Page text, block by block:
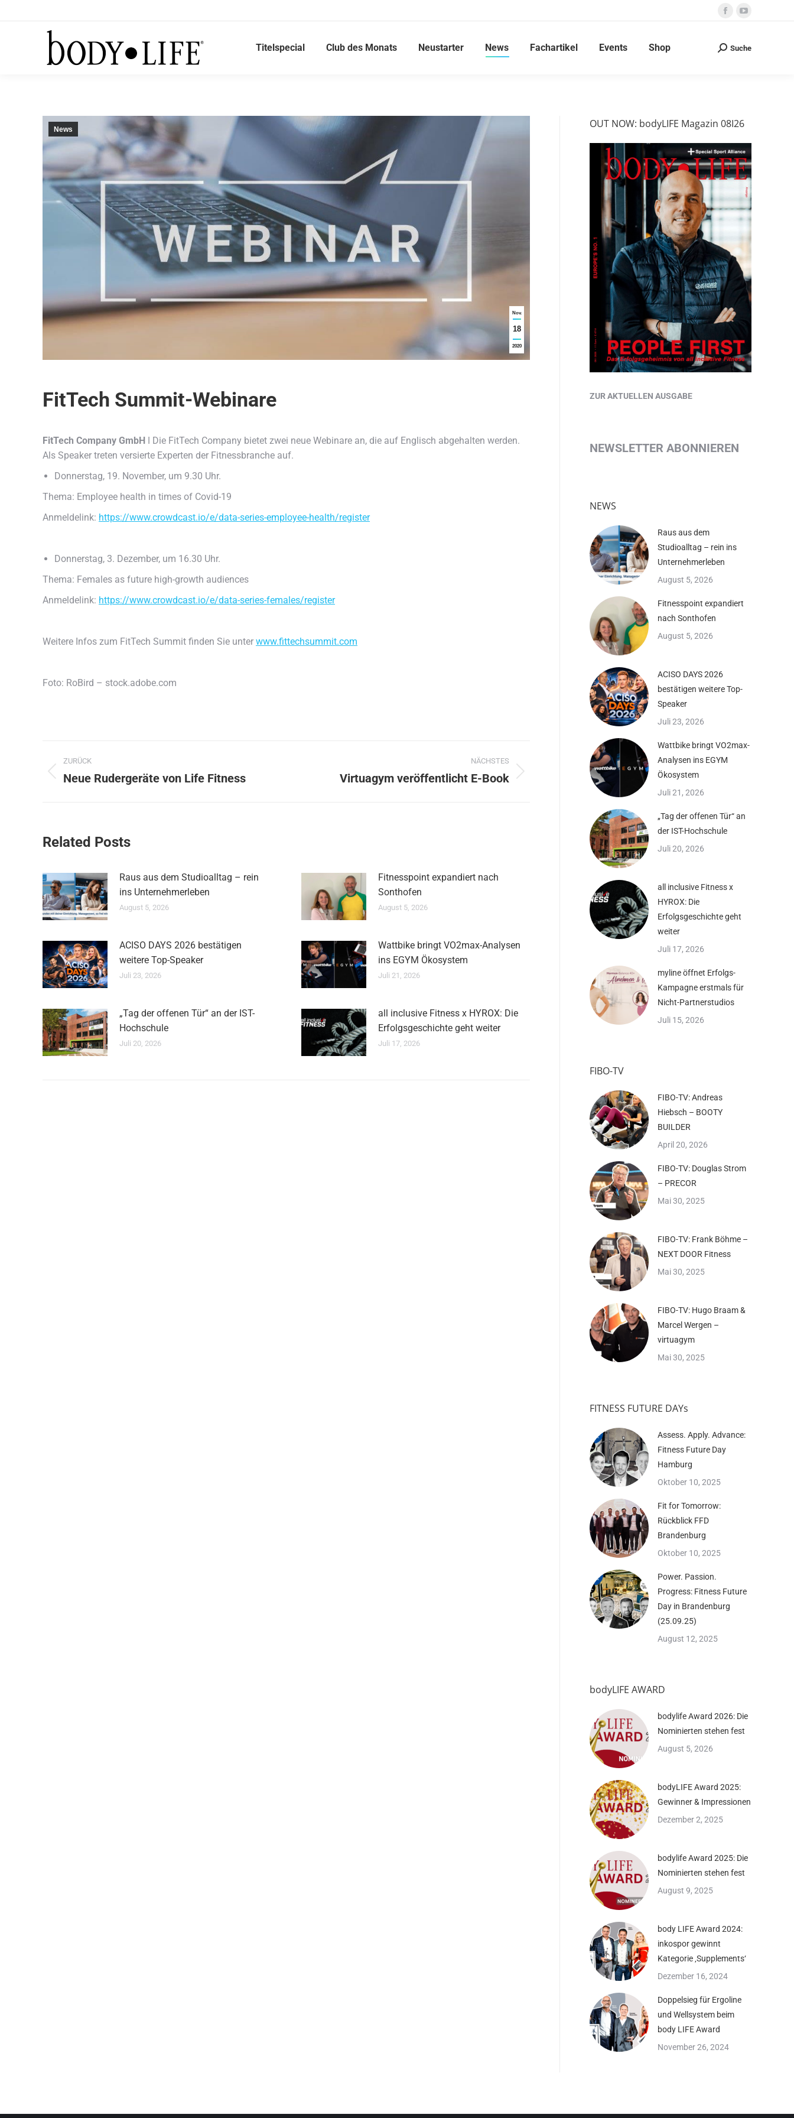
Facebook
opens
YouTube
opens
Titelspecial Club des Monats Neustarter News Fachartikel Events Shop Search:
Suche
Nov.
18
2020
News
FitTech Summit-Webinare
FitTech Company GmbH ǀ Die FitTech Company bietet zwei neue Webinare an, die auf Englisch abgehalten werden.
Als Speaker treten versierte Experten der Fitnessbranche auf.
Donnerstag, 19. November, um 9.30 Uhr.
Thema: Employee health in times of Covid-19
Anmeldelink: https://www.crowdcast.io/e/data-series-employee-health/register
Donnerstag, 3. Dezember, um 16.30 Uhr.
Thema: Females as future high-growth audiences
Anmeldelink: https://www.crowdcast.io/e/data-series-females/register
Weitere Infos zum FitTech Summit finden Sie unter www.fittechsummit.com
Foto: RoBird – stock.adobe.com
Kommentarnavigation
ZURÜCK
Vorheriger
Neue Rudergeräte von Life Fitness
NÄCHSTES
NächsterVirtuagym veröffentlicht E-Book
Related Posts
Raus aus dem Studioalltag – rein
ins Unternehmerleben
August 5, 2026
Fitnesspoint expandiert nach
Sonthofen
August 5, 2026
ACISO DAYS 2026 bestätigen
weitere Top-Speaker
Juli 23, 2026
Wattbike bringt VO2max-Analysen
ins EGYM Ökosystem
Juli 21, 2026
„Tag der offenen Tür“ an der IST-
Hochschule
Juli 20, 2026
all inclusive Fitness x HYROX: Die
Erfolgsgeschichte geht weiter
Juli 17, 2026
OUT NOW: bodyLIFE Magazin 08I26
ZUR AKTUELLEN AUSGABE
NEWSLETTER ABONNIEREN
NEWS
Raus aus dem
Studioalltag – rein ins
Unternehmerleben
August 5, 2026
Fitnesspoint expandiert
nach Sonthofen
August 5, 2026
ACISO DAYS 2026
bestätigen weitere Top-
Speaker
Juli 23, 2026
Wattbike bringt VO2max-
Analysen ins EGYM
Ökosystem
Juli 21, 2026
„Tag der offenen Tür“ an
der IST-Hochschule
Juli 20, 2026
all inclusive Fitness x
HYROX: Die
Erfolgsgeschichte geht
weiter
Juli 17, 2026
myline öffnet Erfolgs-
Kampagne erstmals für
Nicht-Partnerstudios
Juli 15, 2026
FIBO-TV
FIBO-TV: Andreas
Hiebsch – BOOTY
BUILDER
April 20, 2026
FIBO-TV: Douglas Strom
– PRECOR
Mai 30, 2025
FIBO-TV: Frank Böhme –
NEXT DOOR Fitness
Mai 30, 2025
FIBO-TV: Hugo Braam &
Marcel Wergen –
virtuagym
Mai 30, 2025
FITNESS FUTURE DAYs
Assess. Apply. Advance:
Fitness Future Day
Hamburg
Oktober 10, 2025
Fit for Tomorrow:
Rückblick FFD
Brandenburg
Oktober 10, 2025
Power. Passion.
Progress: Fitness Future
Day in Brandenburg
(25.09.25)
August 12, 2025
bodyLIFE AWARD
bodylife Award 2026: Die
Nominierten stehen fest
August 5, 2026
bodyLIFE Award 2025:
Gewinner & Impressionen
Dezember 2, 2025
bodylife Award 2025: Die
Nominierten stehen fest
August 9, 2025
body LIFE Award 2024:
inkospor gewinnt
Kategorie ‚Supplements‘
Dezember 16, 2024
Doppelsieg für Ergoline
und Wellsystem beim
body LIFE Award
November 26, 2024